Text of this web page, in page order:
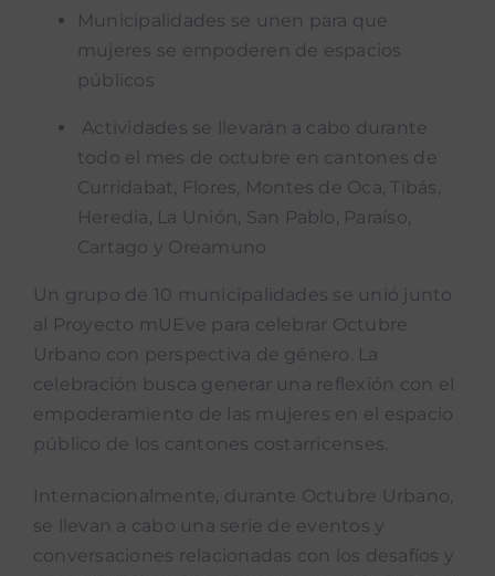
Boletin Accion Municipal
Podcast “Qué Dicen Las Munis”
Municipalidades se unen para que
mujeres se empoderen de espacios
públicos
Actividades se llevarán a cabo durante
todo el mes de octubre en cantones de
Curridabat, Flores, Montes de Oca, Tibás,
Heredia, La Unión, San Pablo, Paraíso,
Cartago y Oreamuno
Un grupo de 10 municipalidades se unió junto
al Proyecto mUEve para celebrar Octubre
Urbano con perspectiva de género. La
celebración busca generar una reflexión con el
empoderamiento de las mujeres en el espacio
público de los cantones costarricenses.
Internacionalmente, durante Octubre Urbano,
se llevan a cabo una serie de eventos y
conversaciones relacionadas con los desafíos y